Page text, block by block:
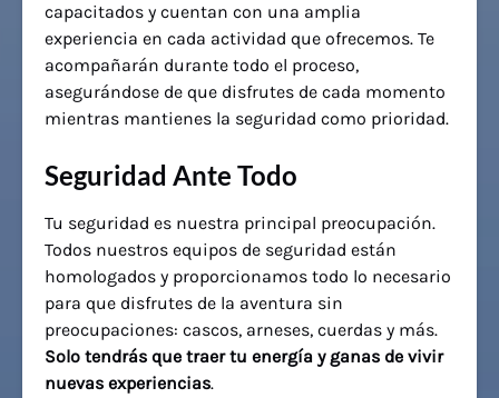
capacitados y cuentan con una amplia
experiencia en cada actividad que ofrecemos. Te
acompañarán durante todo el proceso,
asegurándose de que disfrutes de cada momento
mientras mantienes la seguridad como prioridad.
Seguridad Ante Todo
Tu seguridad es nuestra principal preocupación.
Todos nuestros equipos de seguridad están
homologados y proporcionamos todo lo necesario
para que disfrutes de la aventura sin
preocupaciones: cascos, arneses, cuerdas y más.
Solo tendrás que traer tu energía y ganas de vivir
nuevas experiencias.